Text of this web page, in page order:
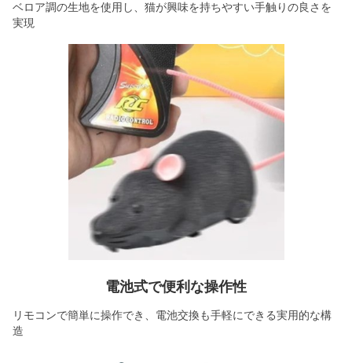
ベロア調の生地を使用し、猫が興味を持ちやすい手触りの良さを
実現
電池式で便利な操作性
リモコンで簡単に操作でき、電池交換も手軽にできる実用的な構
造